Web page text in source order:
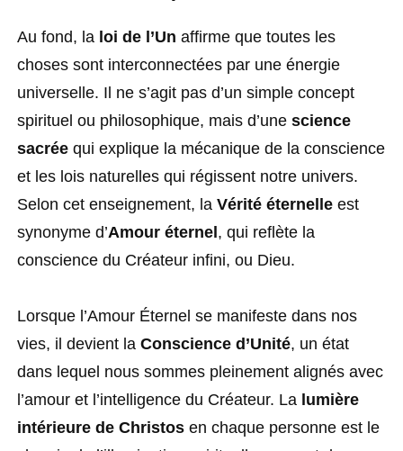
Au fond, la loi de l’Un affirme que toutes les
choses sont interconnectées par une énergie
universelle. Il ne s’agit pas d’un simple concept
spirituel ou philosophique, mais d’une science
sacrée qui explique la mécanique de la conscience
et les lois naturelles qui régissent notre univers.
Selon cet enseignement, la Vérité éternelle est
synonyme d’Amour éternel, qui reflète la
conscience du Créateur infini, ou Dieu.
Lorsque l’Amour Éternel se manifeste dans nos
vies, il devient la Conscience d’Unité, un état
dans lequel nous sommes pleinement alignés avec
l’amour et l’intelligence du Créateur. La lumière
intérieure de Christos en chaque personne est le